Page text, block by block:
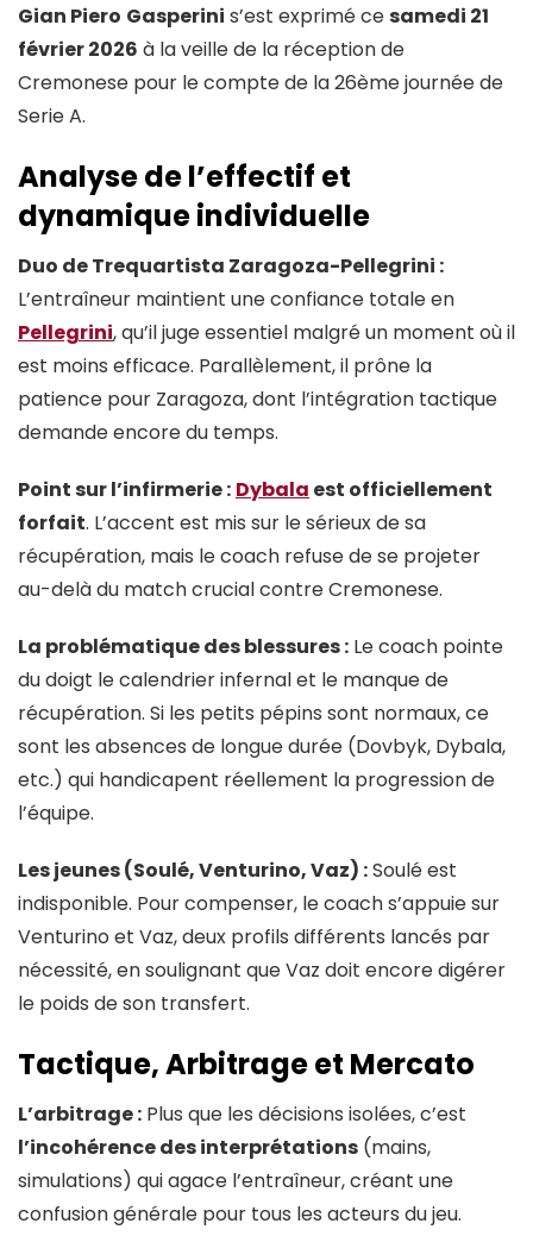
Gian Piero Gasperini s’est exprimé cesamedi 21
février 2026 à la veille de la réception de
Cremonese pour le compte de la 26ème journée de
Serie A.
Analyse de l’effectif et
dynamique individuelle
Duo de Trequartista Zaragoza-Pellegrini :
L’entraîneur maintient une confiance totale en
Pellegrini, qu’il juge essentiel malgré un moment où il
est moins efficace. Parallèlement, il prône la
patience pour Zaragoza, dont l’intégration tactique
demande encore du temps.
Point sur l’infirmerie : Dybala est officiellement
forfait. L’accent est mis sur le sérieux de sa
récupération, mais le coach refuse de se projeter
au-delà du match crucial contre Cremonese.
La problématique des blessures : Le coach pointe
du doigt le calendrier infernal et le manque de
récupération. Si les petits pépins sont normaux, ce
sont les absences de longue durée (Dovbyk, Dybala,
etc.) qui handicapent réellement la progression de
l’équipe.
Les jeunes (Soulé, Venturino, Vaz) :Soulé est
indisponible. Pour compenser, le coach s’appuie sur
Venturino et Vaz, deux profils différents lancés par
nécessité, en soulignant que Vaz doit encore digérer
le poids de son transfert.
Tactique, Arbitrage et Mercato
L’arbitrage : Plus que les décisions isolées, c’est
l’incohérence des interprétations (mains,
simulations) qui agace l’entraîneur, créant une
confusion générale pour tous les acteurs du jeu.